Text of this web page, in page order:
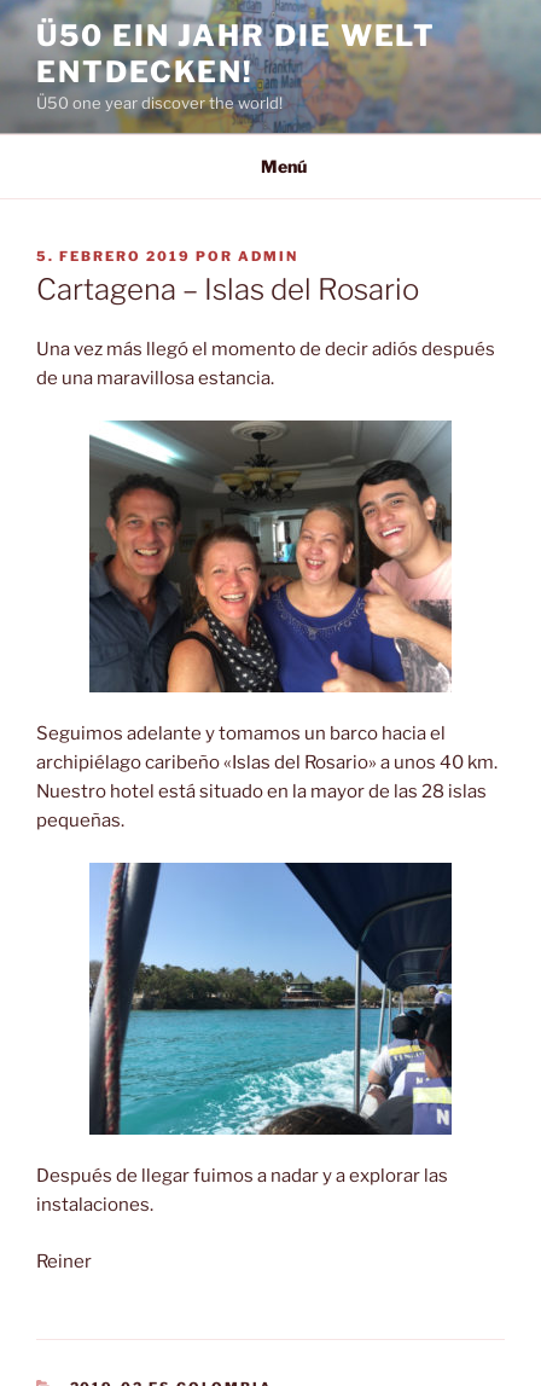
Saltar
contenido
Ü50 EIN JAHR DIE WELT
ENTDECKEN!
Ü50 one year discover the world!
Menú
PUBLICADO
EL
5. FEBRERO 2019 POR ADMIN
Cartagena – Islas del Rosario
Una vez más llegó el momento de decir adiós después
de una maravillosa estancia.
Seguimos adelante y tomamos un barco hacia el
archipiélago caribeño «Islas del Rosario» a unos 40 km.
Nuestro hotel está situado en la mayor de las 28 islas
pequeñas.
Después de llegar fuimos a nadar y a explorar las
instalaciones.
Reiner